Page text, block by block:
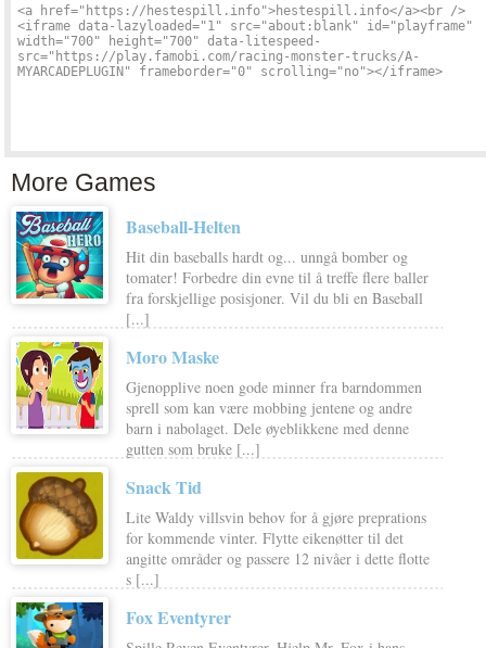
More Games
Baseball-Helten
Hit din baseballs hardt og... unngå bomber og
tomater! Forbedre din evne til å treffe flere baller
fra forskjellige posisjoner. Vil du bli en Baseball
[...]
Moro Maske
Gjenopplive noen gode minner fra barndommen
sprell som kan være mobbing jentene og andre
barn i nabolaget. Dele øyeblikkene med denne
gutten som bruke [...]
Snack Tid
Lite Waldy villsvin behov for å gjøre preprations
for kommende vinter. Flytte eikenøtter til det
angitte områder og passere 12 nivåer i dette flotte
s [...]
Fox Eventyrer